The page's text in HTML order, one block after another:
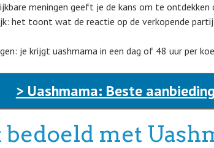
meningen geeft je de kans om te
het toont wat de reactie op de verkopende
je krijgt uashmama in een dag of 48 uur per
> Uashmama: Beste
met